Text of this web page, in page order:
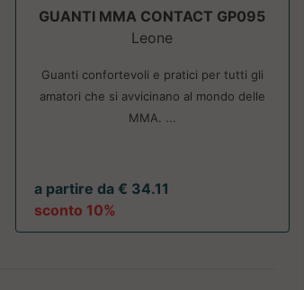
GUANTI MMA CONTACT GP095
Leone
Guanti confortevoli e pratici per tutti gli
amatori che si avvicinano al mondo delle
MMA. ...
a partire da € 34.11
sconto 10%